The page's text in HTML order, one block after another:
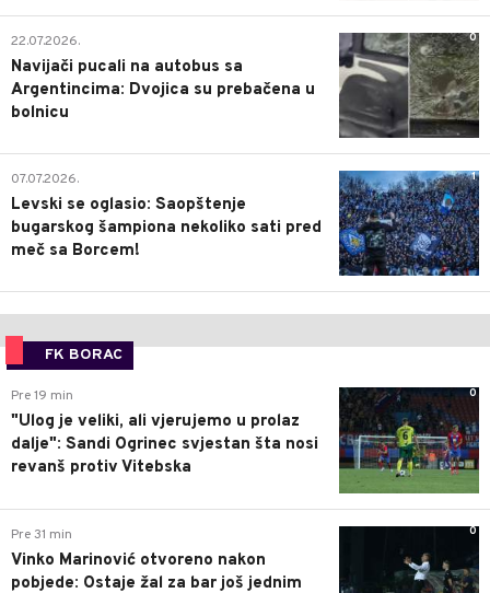
0
22.07.2026.
Navijači pucali na autobus sa
Argentincima: Dvojica su prebačena u
bolnicu
1
07.07.2026.
Levski se oglasio: Saopštenje
bugarskog šampiona nekoliko sati pred
meč sa Borcem!
FK BORAC
0
Pre 19 min
"Ulog je veliki, ali vjerujemo u prolaz
dalje": Sandi Ogrinec svjestan šta nosi
revanš protiv Vitebska
0
Pre 31 min
Vinko Marinović otvoreno nakon
pobjede: Ostaje žal za bar još jednim